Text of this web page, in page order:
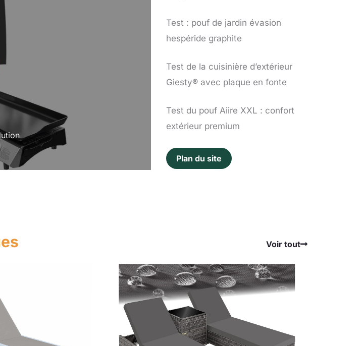
Test : pouf de jardin évasion
hespéride graphite
Test de la cuisinière d’extérieur
Giesty® avec plaque en fonte
Test du pouf Aiire XXL : confort
extérieur premium
Plan du site
Voir tout